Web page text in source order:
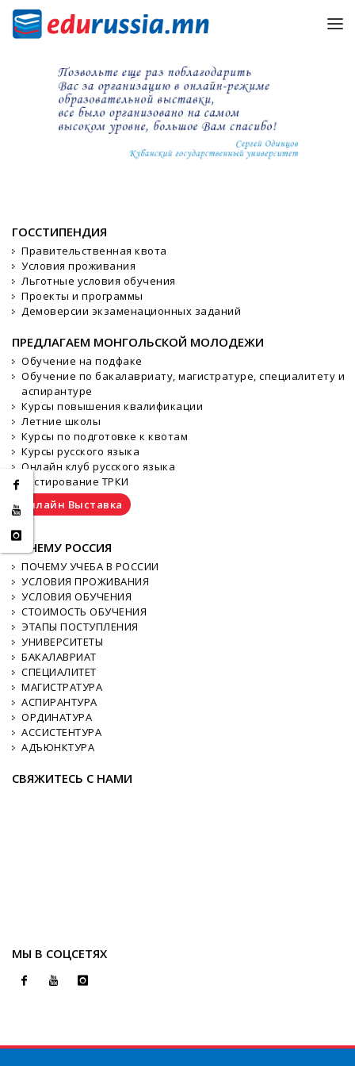
ГОССТИПЕНДИЯ
Правительственная квота
Условия проживания
Льготные условия обучения
Проекты и программы
Демоверсии экзаменационных заданий
ПРЕДЛАГАЕМ МОНГОЛЬСКОЙ МОЛОДЕЖИ
Обучение на подфаке
Обучение по бакалавриату, магистратуре, специалитету и
аспирантуре
Курсы повышения квалификации
Летние школы
Курсы по подготовке к квотам
Курсы русского языка
Онлайн клуб русского языка
Тестирование ТРКИ
Онлайн Выставка
ПОЧЕМУ РОССИЯ
ПОЧЕМУ УЧЕБА В РОССИИ
УСЛОВИЯ ПРОЖИВАНИЯ
УСЛОВИЯ ОБУЧЕНИЯ
СТОИМОСТЬ ОБУЧЕНИЯ
ЭТАПЫ ПОСТУПЛЕНИЯ
УНИВЕРСИТЕТЫ
БАКАЛАВРИАТ
СПЕЦИАЛИТЕТ
МАГИСТРАТУРА
АСПИРАНТУРА
ОРДИНАТУРА
АССИСТЕНТУРА
АДЪЮНКТУРА
СВЯЖИТЕСЬ С НАМИ
МЫ В СОЦСЕТЯХ